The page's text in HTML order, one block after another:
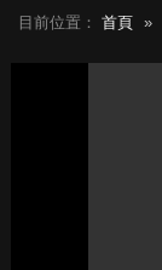
目前位置： 首頁